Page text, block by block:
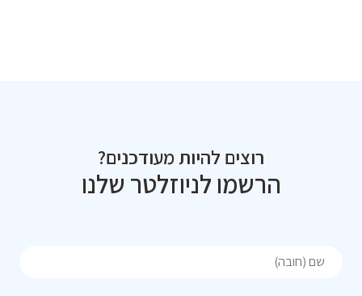
רוצים להיות מעודכנים?
הרשמו לניוזלטר שלנו